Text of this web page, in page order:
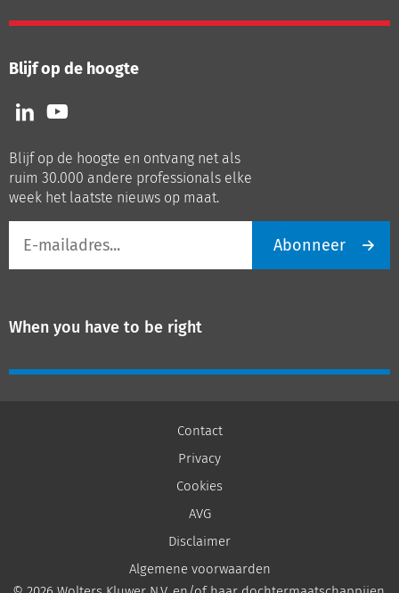
Blijf op de hoogte
Volg
ons
LinkedIn
Volg
ons
Youtube
Blijf op de hoogte en ontvang net als
ruim 30.000 andere professionals elke
week het laatste nieuws op maat.
mailadres
Abonneer
When you have to be right
Contact
Privacy
Cookies
AVG
Disclaimer
Algemene voorwaarden